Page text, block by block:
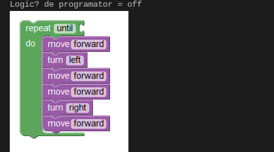
Logic? de programator = off